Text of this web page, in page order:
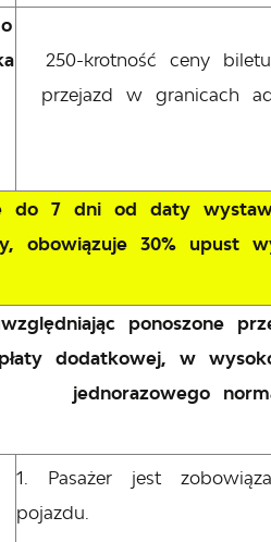
250-krotność ceny
przejazd w granicach
do 7 dni od daty
obowiązuje 30% upust
ponoszone
dodatkowej, w
jednorazowego
Pasażer jest
pojazdu.